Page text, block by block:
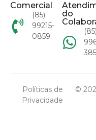
Comercial
(85)
99215-
0859
do
(85)
©
Políticas de
Privacidade